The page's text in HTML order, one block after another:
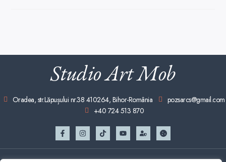
Studio Art Mob
Oradea, str.Lăpușului nr.38 410264, Bihor-România
pozsarcs@gmail.com
+40 724 513 870